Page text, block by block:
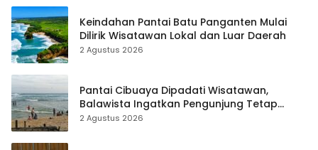
Keindahan Pantai Batu Panganten Mulai
Dilirik Wisatawan Lokal dan Luar Daerah
2 Agustus 2026
Pantai Cibuaya Dipadati Wisatawan,
Balawista Ingatkan Pengunjung Tetap
Waspada
2 Agustus 2026